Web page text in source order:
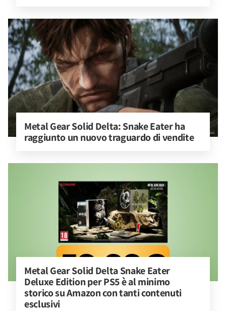
Metal Gear Solid Delta: Snake Eater ha
raggiunto un nuovo traguardo di vendite
Metal Gear Solid Delta Snake Eater
Deluxe Edition per PS5 è al minimo
storico su Amazon con tanti contenuti
esclusivi